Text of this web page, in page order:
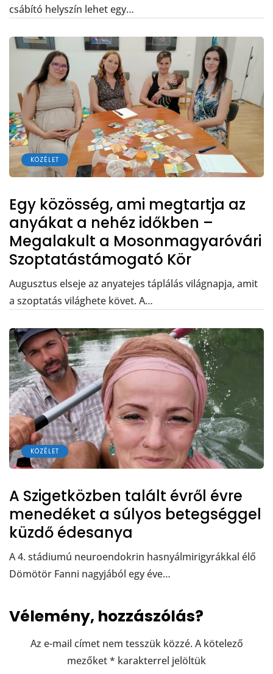
csábító helyszín lehet egy…
KÖZÉLET
Egy közösség, ami megtartja az
anyákat a nehéz időkben –
Megalakult a Mosonmagyaróvári
Szoptatástámogató Kör
Augusztus elseje az anyatejes táplálás világnapja, amit
a szoptatás világhete követ. A…
KÖZÉLET
A Szigetközben talált évről évre
menedéket a súlyos betegséggel
küzdő édesanya
A 4. stádiumú neuroendokrin hasnyálmirigyrákkal élő
Dömötör Fanni nagyjából egy éve…
Vélemény, hozzászólás?
Az e-mail címet nem tesszük közzé. A kötelező
mezőket* karakterrel jelöltük